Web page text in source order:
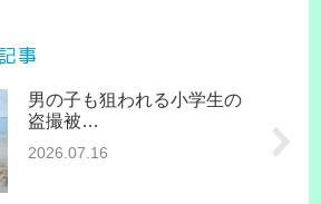
事
男の子も狙われる小学生の
盗撮被…
2026.07.16